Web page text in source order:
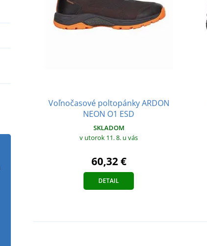
Voľnočasové poltopánky ARDON
NEON O1 ESD
SKLADOM
v utorok 11. 8. u vás
60,32 €
DETAIL